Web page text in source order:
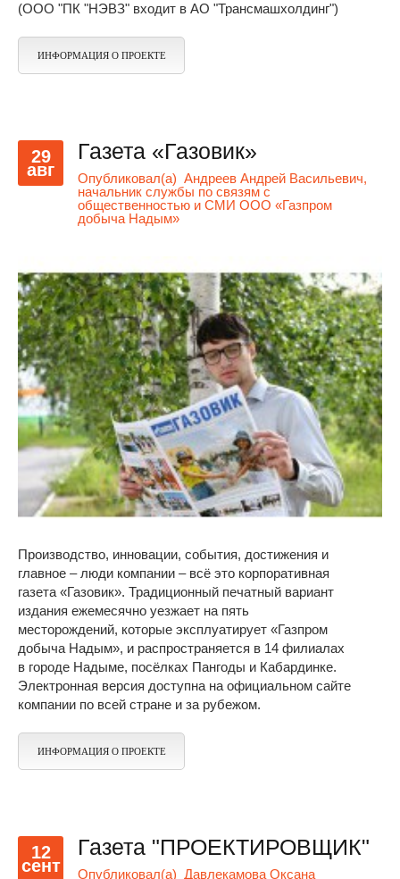
(ООО "ПК "НЭВЗ" входит в АО "Трансмашхолдинг")
ИНФОРМАЦИЯ О ПРОЕКТЕ
29
авг
Газета «Газовик»
Опубликовал(а) Андреев Андрей Васильевич,
начальник службы по связям с
общественностью и СМИ ООО «Газпром
добыча Надым»
Производство, инновации, события, достижения и
главное – люди компании – всё это корпоративная
газета «Газовик». Традиционный печатный вариант
издания ежемесячно уезжает на пять
месторождений, которые эксплуатирует «Газпром
добыча Надым», и распространяется в 14 филиалах
в городе Надыме, посёлках Пангоды и Кабардинке.
Электронная версия доступна на официальном сайте
компании по всей стране и за рубежом.
ИНФОРМАЦИЯ О ПРОЕКТЕ
12
сент
Газета "ПРОЕКТИРОВЩИК"
Опубликовал(а) Давлекамова Оксана